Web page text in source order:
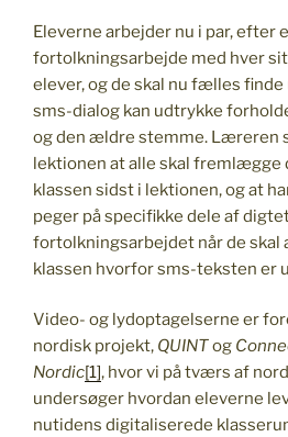
Eleverne arbejder nu i par, efter
fortolkningsarbejde med hver
elever, og de skal nu fælles finde
sms-dialog kan udtrykke
og den ældre stemme. Læreren
lektionen at alle skal fremlægge
klassen sidst i lektionen, og at
peger på specifikke dele af
fortolkningsarbejdet når de
klassen hvorfor sms-teksten er
Video- og lydoptagelserne er
nordisk projekt, QUINTog
Nordic[1], hvor vi på tværs af
undersøger hvordan eleverne
nutidens digitaliserede